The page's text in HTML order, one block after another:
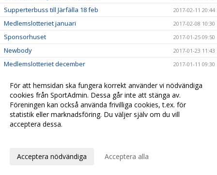
Supperterbuss till Järfälla 18 feb 2017-02-11 20:44
Medlemslotteriet januari 2017-02-08 10:30
Sponsorhuset 2017-01-25 09:50
Newbody 2017-01-23 11:43
Medlemslotteriet december 2017-01-11 09:30
Tre H/B killar på distrikts-SM 2017-01-07 10:21
Hudik/Björkberg lånar Andreas Lindqvist från Storvreta 2016-12-28 11:14
God Jul & Gott Nytt År 2016-12-22 09:39
Sportbibliotek
Herrlaget spelar träningsmatch 10/12
För att hemsidan ska fungera korrekt använder vi nödvändiga
cookies från SportAdmin. Dessa går inte att stänga av.
Föreningen kan också använda frivilliga cookies, t.ex. för
statistik eller marknadsföring. Du väljer själv om du vill
acceptera dessa.
Acceptera nödvändiga Acceptera alla